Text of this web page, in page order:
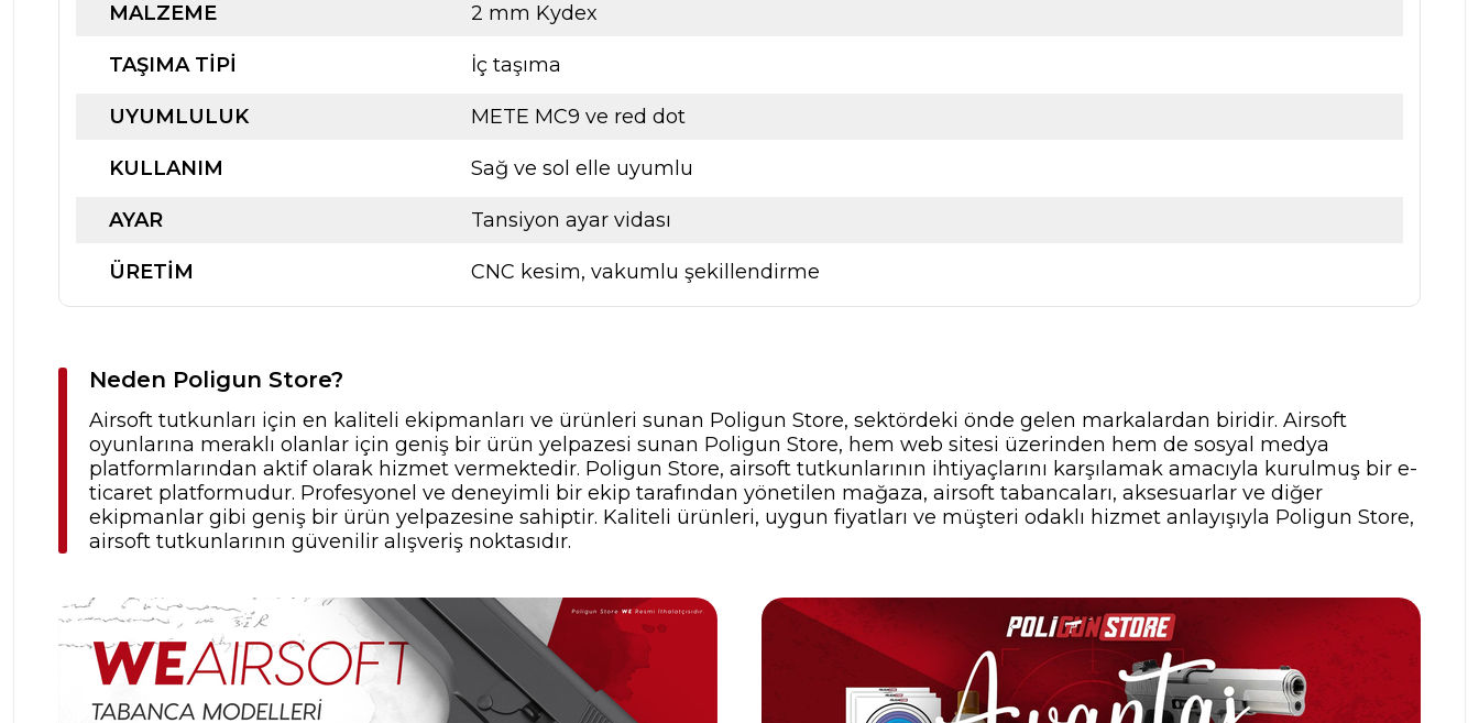
MALZEME 2 mm Kydex
TAŞIMA TIPI İç taşıma
UYUMLULUK METE MC9 ve red dot
KULLANIM Sağ ve sol elle uyumlu
AYAR Tansiyon ayar vidası
ÜRETIM CNC kesim, vakumlu şekillendirme
Neden Poligun Store?
Airsoft tutkunları için en kaliteli ekipmanları ve ürünleri sunan Poligun Store, sektördeki önde gelen markalardan biridir. Airsoft
oyunlarına meraklı olanlar için geniş bir ürün yelpazesi sunan Poligun Store, hem web sitesi üzerinden hem de sosyal medya
platformlarından aktif olarak hizmet vermektedir. Poligun Store, airsoft tutkunlarının ihtiyaçlarını karşılamak amacıyla kurulmuş bir e-
ticaret platformudur. Profesyonel ve deneyimli bir ekip tarafından yönetilen mağaza, airsoft tabancaları, aksesuarlar ve diğer
ekipmanlar gibi geniş bir ürün yelpazesine sahiptir. Kaliteli ürünleri, uygun fiyatları ve müşteri odaklı hizmet anlayışıyla Poligun Store,
airsoft tutkunlarının güvenilir alışveriş noktasıdır.